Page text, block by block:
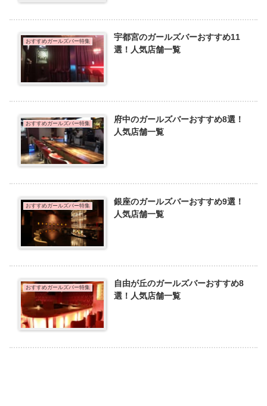
おすすめガールズバー特集
宇都宮のガールズバーおすすめ11
選！人気店舗一覧
おすすめガールズバー特集
府中のガールズバーおすすめ8選！
人気店舗一覧
おすすめガールズバー特集
銀座のガールズバーおすすめ9選！
人気店舗一覧
おすすめガールズバー特集
自由が丘のガールズバーおすすめ8
選！人気店舗一覧